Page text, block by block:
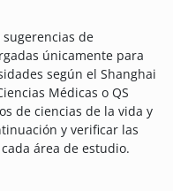
de
únicamente para
según el Shanghai
Médicas o QS
de ciencias de la vida y
y verificar las
área de estudio.